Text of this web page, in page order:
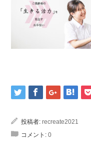
投稿者: recreate2021
コメント: 0